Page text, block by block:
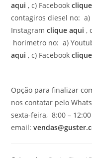
aqui , c) Facebook
contagiros diesel no:
Instagram clique aqui ,
horimetro no: a)
aqui , c) Facebook
Opção para finalizar
nos contatar pelo
sexta-feira, 8:00 –
email: